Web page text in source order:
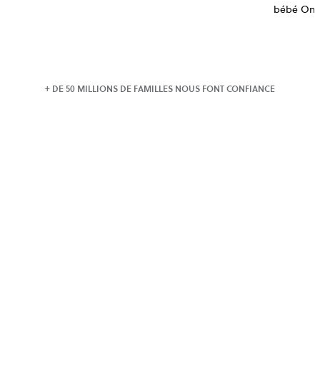
bébé One
+ DE 50 MILLIONS DE FAMILLES NOUS FONT CONFIANCE